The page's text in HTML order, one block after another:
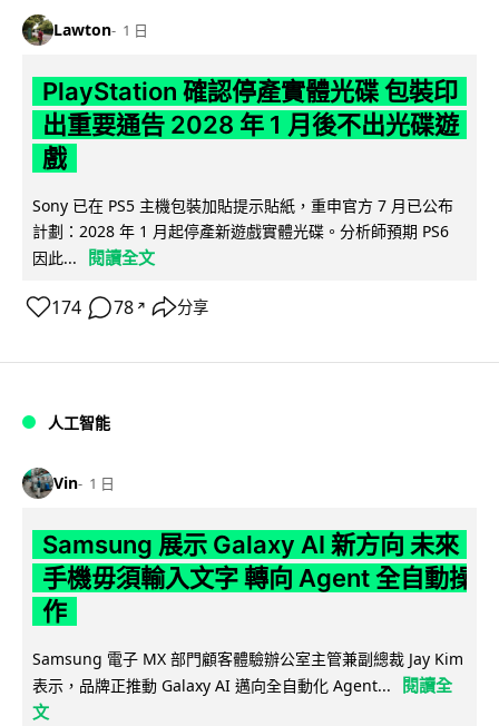
Lawton 1 日
PlayStation 確認停產實體光碟 包裝印
出重要通告 2028 年 1 月後不出光碟遊
戲
Sony 已在 PS5 主機包裝加貼提示貼紙，重申官方 7 月已公布
計劃：2028 年 1 月起停產新遊戲實體光碟。分析師預期 PS6
因此...
閱讀全文
174 78 ↗ 分享
人工智能
Vin 1 日
Samsung 展示 Galaxy AI 新方向 未來
手機毋須輸入文字 轉向 Agent 全自動操
作
Samsung 電子 MX 部門顧客體驗辦公室主管兼副總裁 Jay Kim
表示，品牌正推動 Galaxy AI 邁向全自動化 Agent...
閱讀全
文